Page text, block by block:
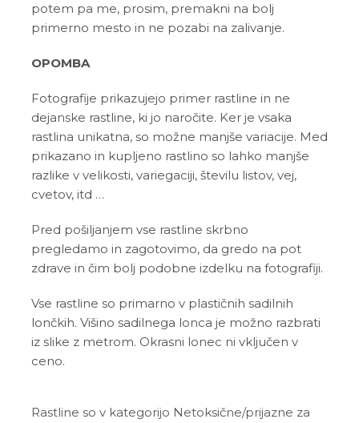
potem pa me, prosim, premakni na bolj
primerno mesto in ne pozabi na zalivanje.
OPOMBA
Fotografije prikazujejo primer rastline in ne
dejanske rastline, ki jo naročite. Ker je vsaka
rastlina unikatna, so možne manjše variacije. Med
prikazano in kupljeno rastlino so lahko manjše
razlike v velikosti, variegaciji, številu listov, vej,
cvetov, itd …
Pred pošiljanjem vse rastline skrbno
pregledamo in zagotovimo, da gredo na pot
zdrave in čim bolj podobne izdelku na fotografiji.
Vse rastline so primarno v plastičnih sadilnih
lončkih. Višino sadilnega lonca je možno razbrati
iz slike z metrom. Okrasni lonec ni vključen v
ceno.
Rastline so v kategorijo Netoksične/prijazne za